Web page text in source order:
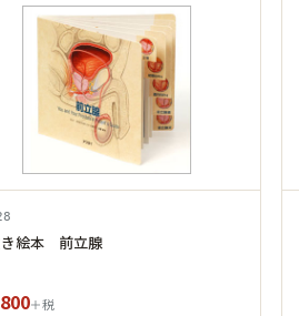
絵本 前立腺
＋税